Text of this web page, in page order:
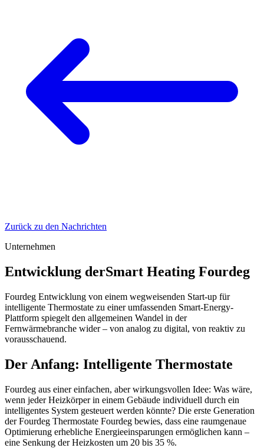
Zurück zu den Nachrichten
Unternehmen
Entwicklung derSmart Heating Fourdeg
Fourdeg Entwicklung von einem wegweisenden Start-up für
intelligente Thermostate zu einer umfassenden Smart-Energy-
Plattform spiegelt den allgemeinen Wandel in der
Fernwärmebranche wider – von analog zu digital, von reaktiv zu
vorausschauend.
Der Anfang: Intelligente Thermostate
Fourdeg aus einer einfachen, aber wirkungsvollen Idee: Was wäre,
wenn jeder Heizkörper in einem Gebäude individuell durch ein
intelligentes System gesteuert werden könnte? Die erste Generation
der Fourdeg Thermostate Fourdeg bewies, dass eine raumgenaue
Optimierung erhebliche Energieeinsparungen ermöglichen kann –
eine Senkung der Heizkosten um 20 bis 35 %.